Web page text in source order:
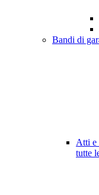
Bandi di
Atti e
tutte